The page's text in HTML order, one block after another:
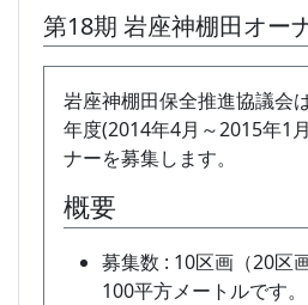
第18期 岩座神棚田オー
岩座神棚田保全推進協議会
年度(2014年4月～2015年1
ナーを募集します。
概要
募集数 : 10区画（20区
100平方メートルです。